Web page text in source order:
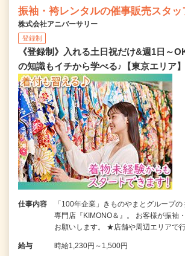
振袖・袴レンタルの催事販売スタッ
株式会社アニバーサリー
登録制
《登録制》入れる土日祝だけ&週1日～
の知識もイチから学べる♪【東京エリア】
仕事内容
「100年企業」きものやまとグループ
専門店『KIMONO＆』。 お客様が振袖
お願いします。 ★店舗や周辺エリアで
給与 時給1,230円～1,500円